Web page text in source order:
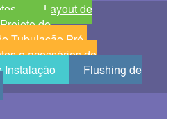
Layout de
de
Tubulação Pré-
e acessórios de
Instalação
Flushing de